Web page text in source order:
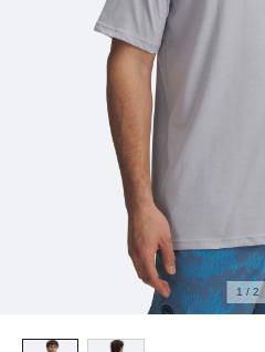
1 / 2